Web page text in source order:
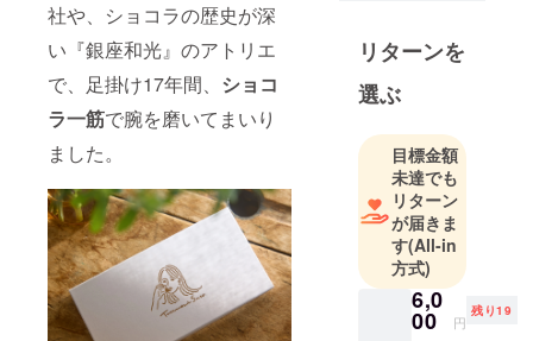
社や、ショコラの歴史が深
い『銀座和光』のアトリエ
で、足掛け17年間、 ショコ
ラ一筋で腕を磨いてまいり
ました。
ている株式
会社
Chocolate
の一人で
す。
チョコレー
トと日本酒
を愛してお
り、利酒師
の資格を取
得したショ
リターンを
選ぶ
目標金額
未達でも
リターン
が届きま
す(All-in
方式)
6,0
00 円
残り19